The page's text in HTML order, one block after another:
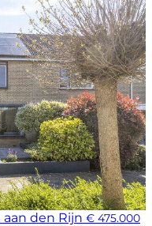
aan den Rijn € 475.000